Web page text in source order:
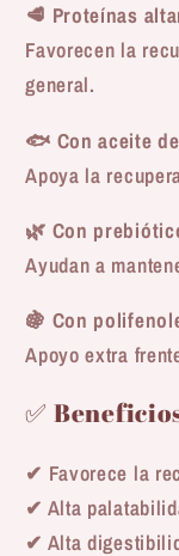
🥩 Proteínas
Favorecen la
general.
🐟 Con aceite
Apoya la
🌿 Con
Ayudan a
🍇 Con
Apoyo extra
✅
✔ Favorece la
✔ Alta
✔ Alta